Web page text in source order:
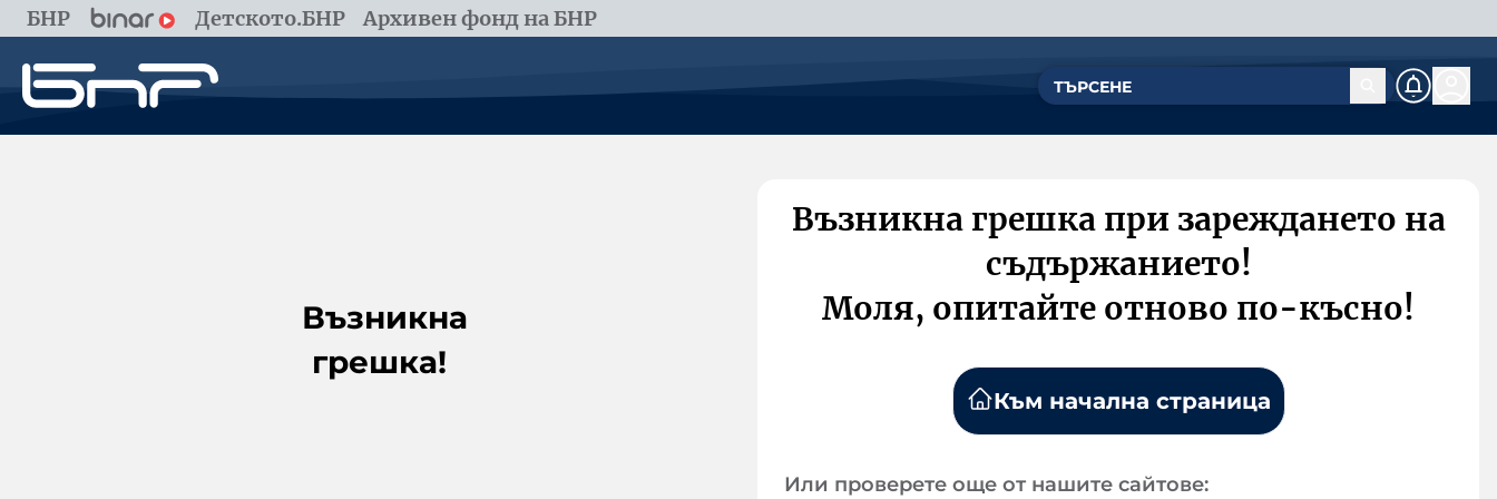
БНР Детското.БНР Архивен фонд на БНР
Възникна
грешка!
Възникна грешка при зареждането на
съдържанието!
Моля, опитайте отново по-късно!
Към начална страница
Или проверете още от нашите сайтове: